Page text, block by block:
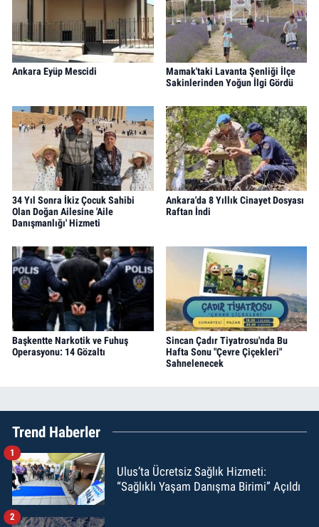
Ankara Eyüp Mescidi
Mamak'taki Lavanta Şenliği İlçe
Sakinlerinden Yoğun İlgi Gördü
34 Yıl Sonra İkiz Çocuk Sahibi
Olan Doğan Ailesine 'Aile
Danışmanlığı' Hizmeti
Ankara'da 8 Yıllık Cinayet Dosyası
Raftan İndi
Başkentte Narkotik ve Fuhuş
Operasyonu: 14 Gözaltı
Sincan Çadır Tiyatrosu'nda Bu
Hafta Sonu "Çevre Çiçekleri"
Sahnelenecek
Trend Haberler
Ulus’ta Ücretsiz Sağlık Hizmeti:
“Sağlıklı Yaşam Danışma Birimi” Açıldı
1
2